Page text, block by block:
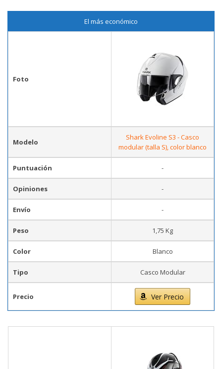
El más económico
Foto
Modelo
Shark Evoline S3 - Casco
modular (talla S), color blanco
Puntuación -
Opiniones -
Envío -
Peso 1,75 Kg
Color Blanco
Tipo Casco Modular
Precio Ver Precio